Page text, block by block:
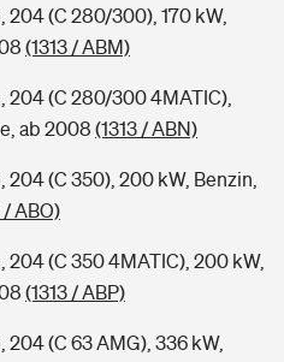
(C 280/300), 170 kW,
(1313 / ABM)
204 (C 280/300 4MATIC),
ab 2008 (1313 / ABN)
(C 350), 200 kW, Benzin,
/ ABO)
(C 350 4MATIC), 200 kW,
(1313 / ABP)
(C 63 AMG), 336 kW,